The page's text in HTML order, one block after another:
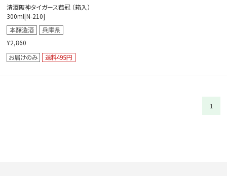
清酒阪神タイガース菰冠 （箱入）
300ml[N-210]
¥2,860
1